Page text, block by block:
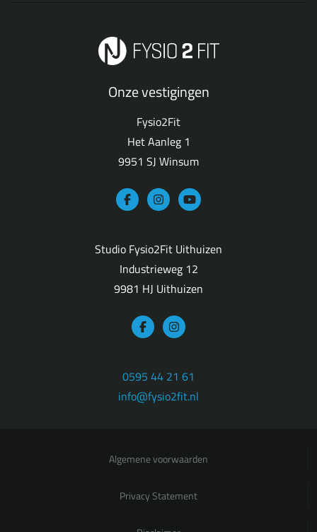
Onze vestigingen
Fysio2Fit
Het Aanleg 1
9951 SJ Winsum
Studio Fysio2Fit Uithuizen
Industrieweg 12
9981 HJ Uithuizen
0595 44 21 61
info@fysio2fit.nl
Algemene voorwaarden
Privacy Statement